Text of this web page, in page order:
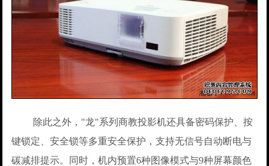
除此之外，"龙"系列商教投影机还具备密码保护、按
键锁定、安全锁等多重安全保护，支持无信号自动断电与
碳减排提示。同时，机内预置6种图像模式与9种屏幕颜色